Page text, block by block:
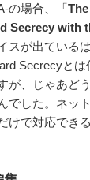
の場合、「
Secrecy with
スが出ている
Secrecyと
が、じゃあど
でした。ネッ
けで対応でき